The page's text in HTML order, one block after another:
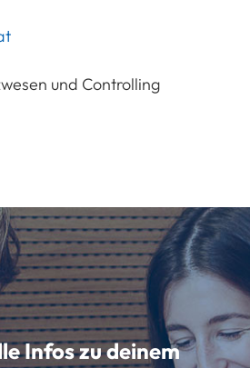
und Controlling
Infos zu deinem